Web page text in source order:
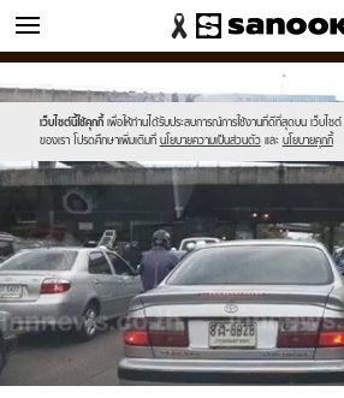
ข่าว
เว็บไซต์นี้ใช้คุกกี้ เพื่อให้ท่านได้รับประสบการณ์การใช้งานที่ดีที่สุดบน เว็บไซต์
ของเรา โปรดศึกษาเพิ่มเติมที่ นโยบายความเป็นส่วนตัว และ นโยบายคุกกี้
new-
sanook.png
//s.isanook.com/ns/0/ud/374/1870734/647916-
01.jpg